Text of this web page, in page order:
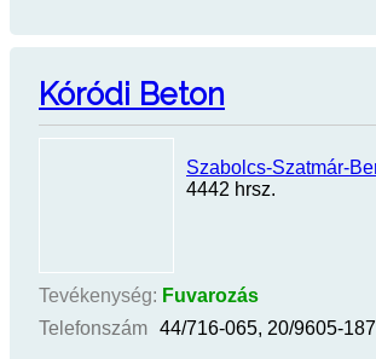
Kóródi Beton
Szabolcs-Szatmár-
4442 hrsz.
Tevékenység: Fuvarozás
Telefonszám 44/716-065, 20/9605-187